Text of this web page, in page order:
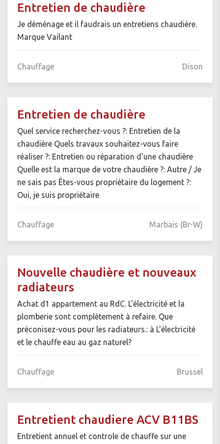
Entretien de chaudière
Je déménage et il faudrais un entretiens chaudière.
Marque Vailant
Chauffage Dison
Entretien de chaudière
Quel service recherchez-vous ?: Entretien de la
chaudière Quels travaux souhaitez-vous faire
réaliser ?: Entretien ou réparation d'une chaudière
Quelle est la marque de votre chaudière ?: Autre / Je
ne sais pas Êtes-vous propriétaire du logement ?:
Oui, je suis propriétaire
Chauffage Marbais (Br-W)
Nouvelle chaudière et nouveaux
radiateurs
Achat d1 appartement au RdC. L'électricité et la
plomberie sont complètement à refaire. Que
préconisez-vous pour les radiateurs.: à L'électricité
et le chauffe eau au gaz naturel?
Chauffage Brussel
Entretient chaudiere ACV B11BS
Entretient annuel et controle de chauffe sur une